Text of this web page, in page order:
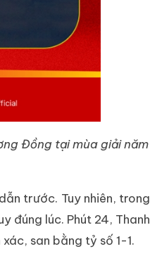
Đồng tại mùa giải năm
trước. Tuy nhiên, trong
đúng lúc. Phút 24, Thanh
san bằng tỷ số 1-1.